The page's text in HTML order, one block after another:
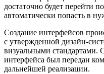
достаточно будет перейти
автоматически попасть в
Создание интерфейсов
с утвержденной дизайн-
визуальными стандартами.
интерфейса был передан
дальнейшей реализации.